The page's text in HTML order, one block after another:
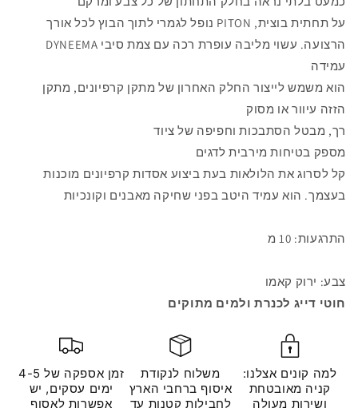
על תחתית בוצית, PITON נופל לגמרי לתוך הבוץ לכל אורך
הרצועה. עשוי מליבה עופרת רכה עם צמת סיבי DYNEEMA
עמידה
הוא משמש לייצור החלק האחרון של מתקן קרפיונים, מתקן
הזזה עיוור או מסוק
רך, מבטל הסתבכות וחפיפה של ציוד
מספק בטיחות מירבית לדגים
קל לסרוג את הלולאות בעת ביצוע אסדות קרפיונים מוכנות
בעצמך. הוא עמיד היטב בפני שחיקה מאבנים וקונכיות
התרגעות: 10 מ
צבע: ירוק קאמו
חוטי דייג לכנרת ולמים מתוקים
למה קונים אצלנו:
קניה מאובטחת
ושירות מעולה
משלוח לנקודת
איסוף ברחבי הארץ
לחבילות קטנות עד
זמן אספקה ​​של 4-5
ימים עסקים, יש
אפשרות לאסוף